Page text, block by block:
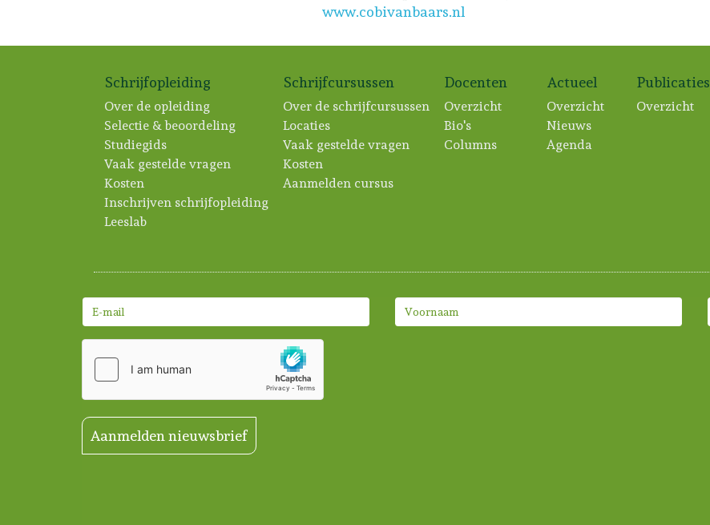
www.cobivanbaars.nl
Schrijfopleiding
Over de opleiding
Selectie & beoordeling
Studiegids
Vaak gestelde vragen
Kosten
Inschrijven schrijfopleiding
Leeslab
Schrijfcursussen
Over de schrijfcursussen
Locaties
Vaak gestelde vragen
Kosten
Aanmelden cursus
Docenten
Overzicht
Bio's
Columns
Actueel
Overzicht
Nieuws
Agenda
Publicaties
Overzicht
Aanmelden nieuwsbrief